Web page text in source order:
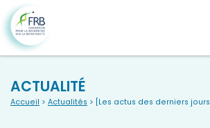
ACTUALITÉ
Accueil > Actualités > [Les actus des derniers jours]